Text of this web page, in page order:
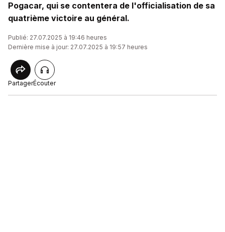
Pogacar, qui se contentera de l'officialisation de sa
quatrième victoire au général.
Publié: 27.07.2025 à 19:46 heures
Dernière mise à jour: 27.07.2025 à 19:57 heures
PartagerÉcouter